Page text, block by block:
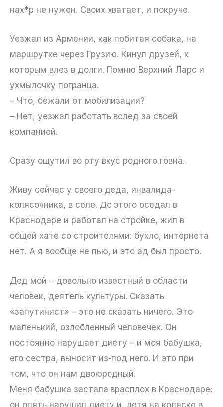
нах*р не нужен. Своих хватает, и покруче.
Уезжал из Армении, как побитая собака, на
маршрутке через Грузию. Кинул друзей, к
которым влез в долги. Помню Верхний Ларс и
ухмылочку погранца.
– Что, бежали от мобилизации?
– Нет, уезжал работать вслед за своей
компанией.
Сразу ощутил во рту вкус родного говна.
Живу сейчас у своего деда, инвалида-
колясочника, в селе. До этого оседал в
Краснодаре и работал на стройке, жил в
общей хате со строителями: бухло, интернета
нет. А я вообще не пью, и это ад был просто.
Дед мой – довольно известный в области
человек, деятель культуры. Сказать
«запутинист» – это не сказать ничего. Это
маленький, озлобленный человечек. Он
постоянно нарушает диету – и моя бабушка,
его сестра, выносит из-под него. И это при
том, что он нам двоюродный.
Меня бабушка застала врасплох в Краснодаре:
он опять нарушил диету и, летя на коляске в